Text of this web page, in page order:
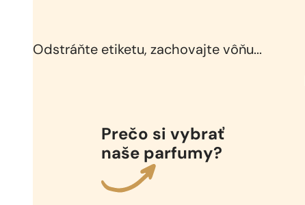
Odstráňte etiketu, zachovajte vôňu...
Prečo si vybrať
naše parfumy?